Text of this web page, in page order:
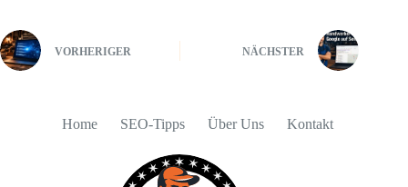
VORHERIGER NÄCHSTER
Home SEO-Tipps Über Uns Kontakt